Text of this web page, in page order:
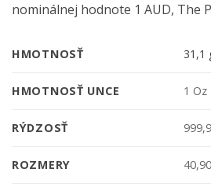
nominálnej hodnote 1 AUD, The
HMOTNOSŤ 31,1
HMOTNOSŤ UNCE 1 Oz
RÝDZOSŤ
ROZMERY